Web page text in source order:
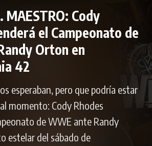
MAESTRO: Cody
el Campeonato de
Orton en
42
esperaban, pero que podría estar
momento: Cody Rhodes
de WWE ante Randy
estelar del sábado de